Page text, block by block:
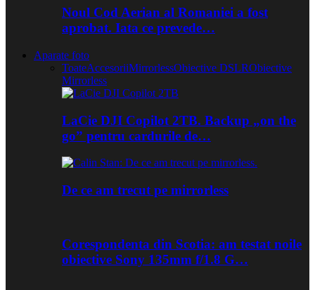
Noul Cod Aerian al Romaniei a fost
aprobat. Iata ce prevede…
Aparate foto
ToateAccesoriiMirrorlessObiective DSLRObiective
Mirrorless
LaCie DJI Copilot 2TB. Backup „on the
go” pentru cardurile de…
De ce am trecut pe mirrorless
Corespondenta din Scotia: am testat noile
obiective Sony 135mm f/1.8 G…